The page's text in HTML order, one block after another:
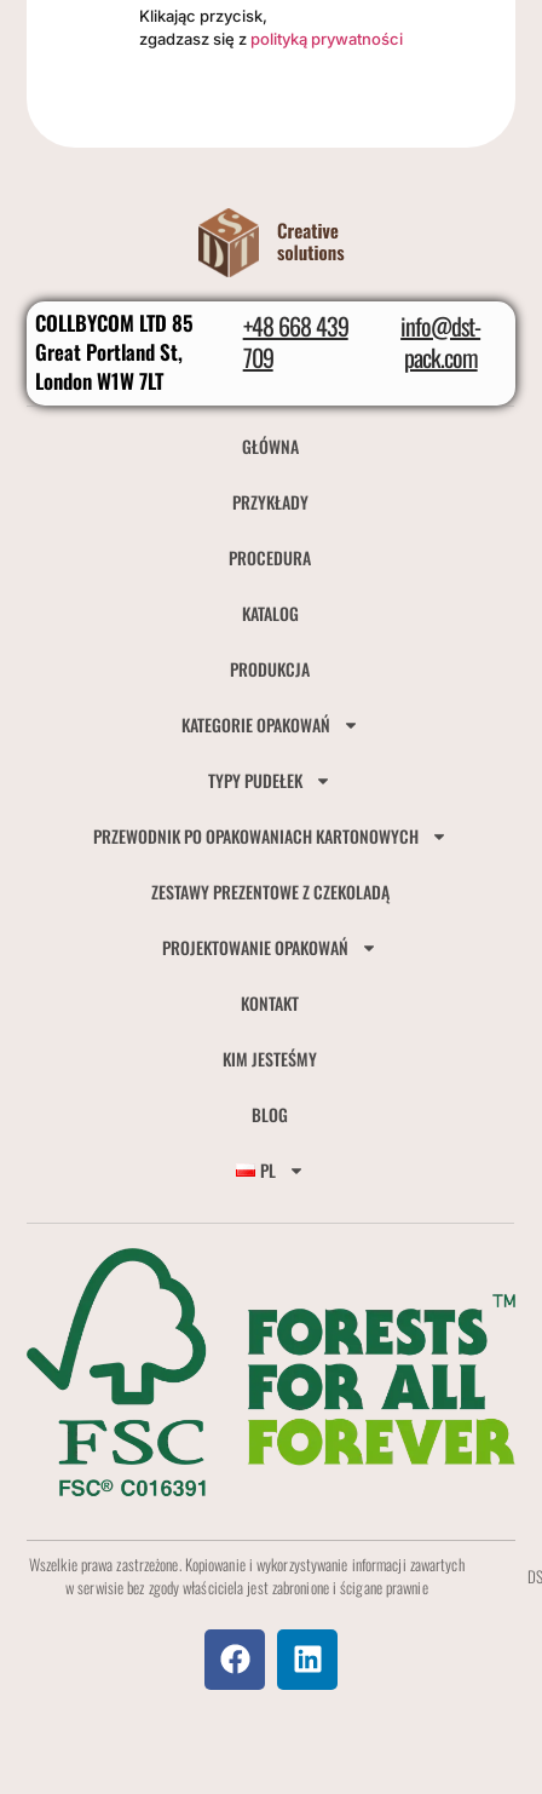
Klikając przycisk,
zgadzasz się z polityką prywatności
COLLBYCOM LTD 85
Great Portland St,
London W1W 7LT
+48 668 439
709
info@dst-
pack.com
GŁÓWNA
PRZYKŁADY
PROCEDURA
KATALOG
PRODUKCJA
KATEGORIE OPAKOWAŃ
TYPY PUDEŁEK
PRZEWODNIK PO OPAKOWANIACH KARTONOWYCH
ZESTAWY PREZENTOWE Z CZEKOLADĄ
PROJEKTOWANIE OPAKOWAŃ
KONTAKT
KIM JESTEŚMY
BLOG
PL
Wszelkie prawa zastrzeżone. Kopiowanie i wykorzystywanie informacji zawartych
w serwisie bez zgody właściciela jest zabronione i ścigane prawnie